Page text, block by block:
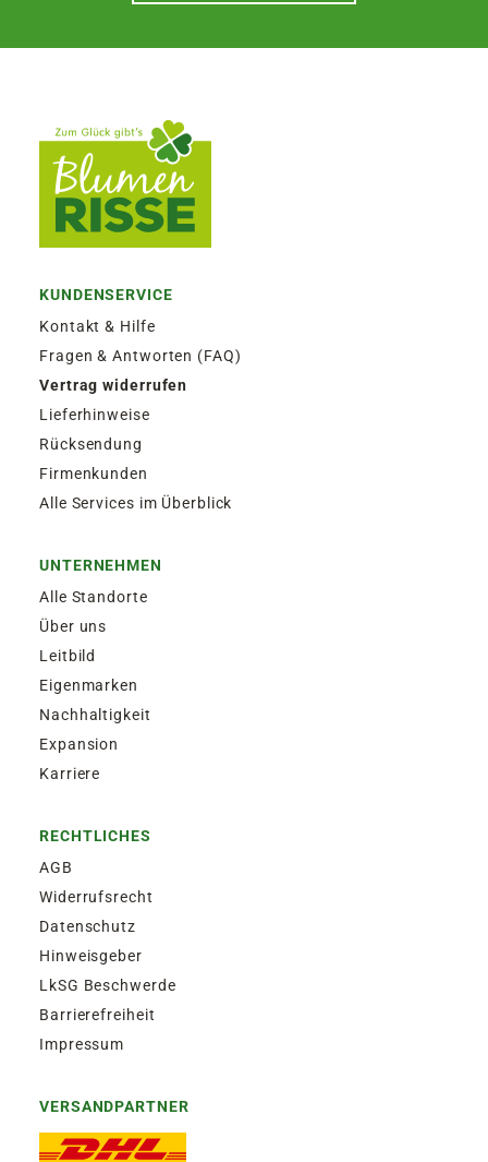
KUNDENSERVICE
Kontakt & Hilfe
Fragen & Antworten (FAQ)
Vertrag widerrufen
Lieferhinweise
Rücksendung
Firmenkunden
Alle Services im Überblick
UNTERNEHMEN
Alle Standorte
Über uns
Leitbild
Eigenmarken
Nachhaltigkeit
Expansion
Karriere
RECHTLICHES
AGB
Widerrufsrecht
Datenschutz
Hinweisgeber
LkSG Beschwerde
Barrierefreiheit
Impressum
VERSANDPARTNER